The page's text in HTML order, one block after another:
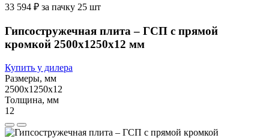
33 594 ₽ за пачку 25 шт
Гипсостружечная плита – ГСП с прямой
кромкой 2500х1250х12 мм
Купить у дилера
Размеры, мм
2500х1250х12
Толщина, мм
12